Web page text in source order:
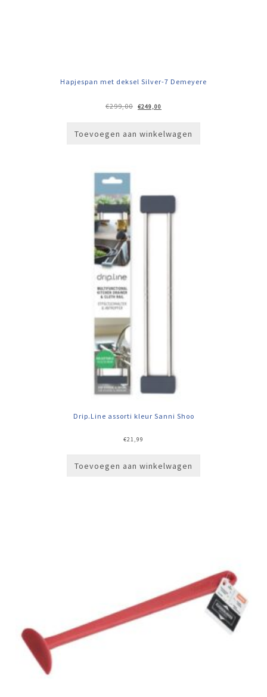
Hapjespan met deksel Silver-7 Demeyere
€299,00
Oorspronkelijke
prijs
€249,00
prijs
Toevoegen aan winkelwagen
Drip.Line assorti kleur Sanni Shoo
€21,99
Toevoegen aan winkelwagen